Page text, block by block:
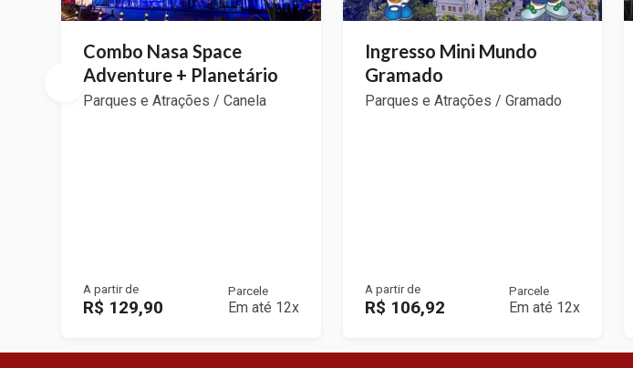
Combo Nasa Space
Adventure + Planetário
Parques e Atrações / Canela
A partir de
R$ 129,90
Parcele
Em até 12x
Ingresso Mini Mundo
Gramado
Parques e Atrações / Gramado
A partir de
R$ 106,92
Parcele
Em até 12x